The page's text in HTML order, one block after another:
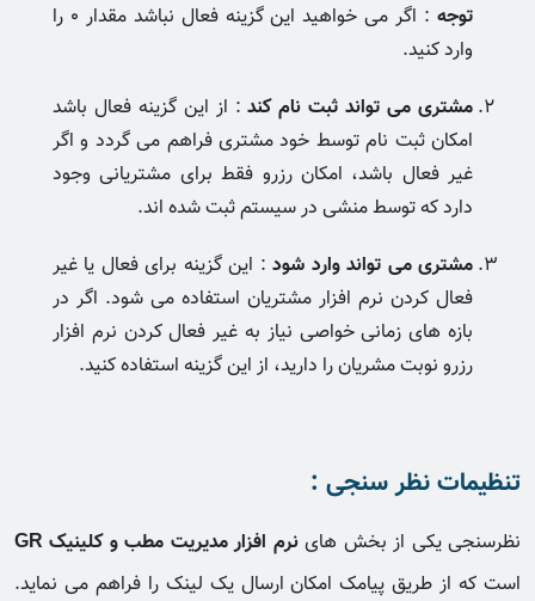
توجه
: اگر می خواهید این گزینه فعال نباشد مقدار 0 را
وارد کنید.
مشتری می تواند ثبت نام کند: از این گزینه فعال باشد
امکان ثبت نام توسط خود مشتری فراهم می گردد و اگر
غیر فعال باشد، امکان رزرو فقط برای مشتریانی وجود
دارد که توسط منشی در سیستم ثبت شده اند.
مشتری می تواند وارد شود: این گزینه برای فعال یا غیر
فعال کردن نرم افزار مشتریان استفاده می شود. اگر در
بازه های زمانی خواصی نیاز به غیر فعال کردن نرم افزار
رزرو نوبت مشریان را دارید، از این گزینه استفاده کنید.
تنظیمات نظر سنجی :
نظرسنجی یکی از بخش هاینرم افزار مدیریت مطب و کلینیک GR
است که از طریق پیامک امکان ارسال یک لینک را فراهم می نماید.